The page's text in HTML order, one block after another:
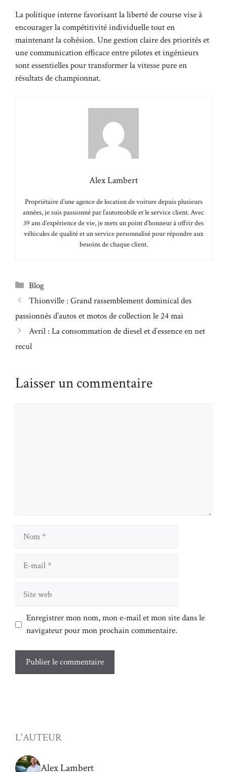
La politique interne favorisant la liberté de course vise à
encourager la compétitivité individuelle tout en
maintenant la cohésion. Une gestion claire des priorités et
une communication efficace entre pilotes et ingénieurs
sont essentielles pour transformer la vitesse pure en
résultats de championnat.
Alex Lambert
Propriétaire d’une agence de location de voiture depuis plusieurs
années, je suis passionné par l’automobile et le service client. Avec
39 ans d’expérience de vie, je mets un point d’honneur à offrir des
véhicules de qualité et un service personnalisé pour répondre aux
besoins de chaque client.
Catégories
Blog
Thionville : Grand rassemblement dominical des
passionnés d’autos et motos de collection le 24 mai
Avril : La consommation de diesel et d’essence en net
recul
Laisser un commentaire
Enregistrer mon nom, mon e-mail et mon site dans le
navigateur pour mon prochain commentaire.
L'AUTEUR
Alex Lambert